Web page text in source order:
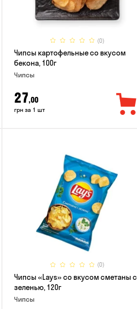
(0)
Чипсы картофельные со вкусом
бекона, 100г
Чипсы
27,00
грн за 1 шт
(0)
Чипсы «Lays» со вкусом сметаны с
зеленью, 120г
Чипсы